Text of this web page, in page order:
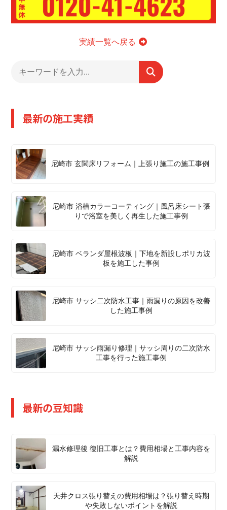
実績一覧へ戻る
最新の施工実績
尼崎市 玄関床リフォーム｜上張り施工の施工事例
尼崎市 浴槽カラーコーティング｜風呂床シート張
りで浴室を美しく再生した施工事例
尼崎市 ベランダ屋根波板｜下地を新設しポリカ波
板を施工した事例
尼崎市 サッシ二次防水工事｜雨漏りの原因を改善
した施工事例
尼崎市 サッシ雨漏り修理｜サッシ周りの二次防水
工事を行った施工事例
最新の豆知識
漏水修理後 復旧工事とは？費用相場と工事内容を
解説
天井クロス張り替えの費用相場は？張り替え時期
や失敗しないポイントを解説